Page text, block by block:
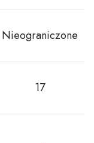
Nieograniczone
17